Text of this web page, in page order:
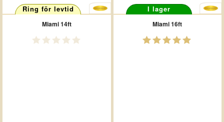
Ring för levtid
Miami 14ft
I lager
Miami 16ft